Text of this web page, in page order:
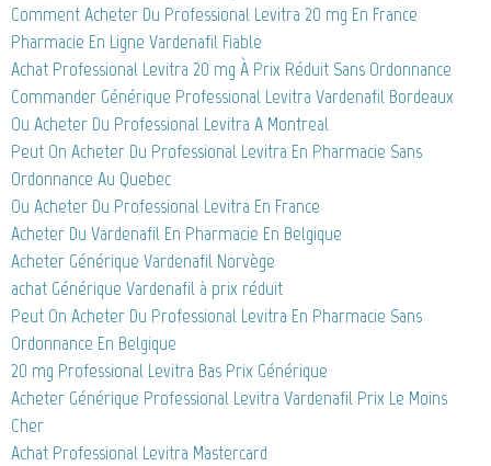
Comment Acheter Du Professional Levitra 20 mg En France
Pharmacie En Ligne Vardenafil Fiable
Achat Professional Levitra 20 mg À Prix Réduit Sans Ordonnance
Commander Générique Professional Levitra Vardenafil Bordeaux
Ou Acheter Du Professional Levitra A Montreal
Peut On Acheter Du Professional Levitra En Pharmacie Sans
Ordonnance Au Quebec
Ou Acheter Du Professional Levitra En France
Acheter Du Vardenafil En Pharmacie En Belgique
Acheter Générique Vardenafil Norvège
achat Générique Vardenafil à prix réduit
Peut On Acheter Du Professional Levitra En Pharmacie Sans
Ordonnance En Belgique
20 mg Professional Levitra Bas Prix Générique
Acheter Générique Professional Levitra Vardenafil Prix Le Moins
Cher
Achat Professional Levitra Mastercard